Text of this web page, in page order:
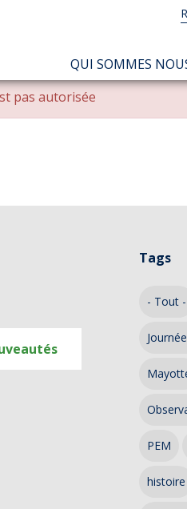
NAVIGATION
PRINCIPALE
QUI SOMMES
pas autorisée
Tags
- Tout -
PEM
histoire